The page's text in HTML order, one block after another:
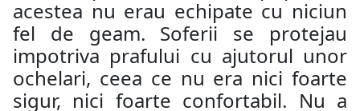
acestea nu erau echipate cu niciun
fel de geam. Soferii se protejau
impotriva prafului cu ajutorul unor
ochelari, ceea ce nu era nici foarte
sigur, nici foarte confortabil. Nu a